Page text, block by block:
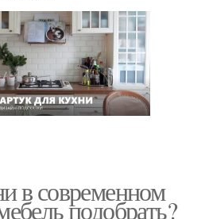
в современном
подобрать?